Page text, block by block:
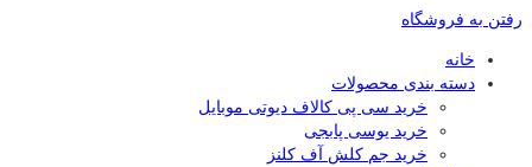
رفتن به فروشگاه
خانه
دسته بندی محصولات
خرید سی پی کالاف دیوتی موبایل
خرید یوسی پابجی
خرید جم کلش آف کلنز